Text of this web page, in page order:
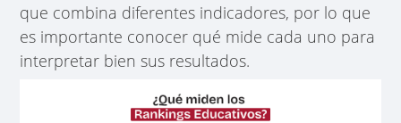
que combina diferentes indicadores, por lo que
es importante conocer qué mide cada uno para
interpretar bien sus resultados.